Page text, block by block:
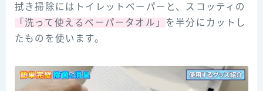
拭き掃除にはトイレットペーパーと、スコッティの
「洗って使えるペーパータオル」 を半分にカットし
たものを使います。